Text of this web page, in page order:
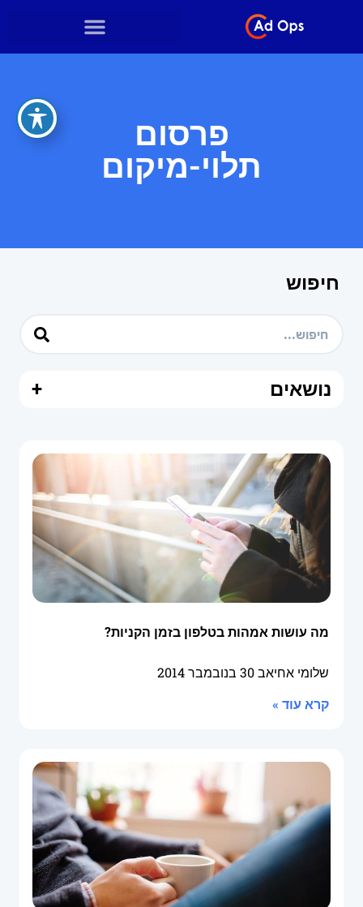
פרסום
תלוי-מיקום
חיפוש
נושאים +
מה עושות אמהות בטלפון בזמן הקניות?
שלומי אחיאב30 בנובמבר 2014
קרא עוד »